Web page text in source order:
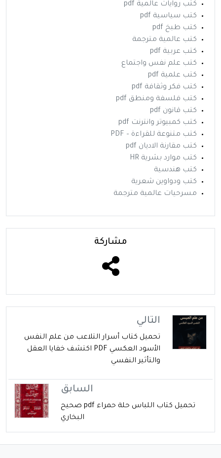
كتب روايات عالمية pdf
كتب سياسية pdf
كتب طبخ pdf
كتب عالمية مترجمة
كتب عربية pdf
كتب علم نفس واجتماع
كتب علمية pdf
كتب فكر وثقافة pdf
كتب فلسفة ومنطق pdf
كتب قانون pdf
كتب كمبيوتر وانترنت pdf
كتب متنوعة للقراءة – PDF
كتب مقارنة الاديان pdf
كتب موارد بشرية HR
كتب هندسية
كتب ودواوين شعرية
مسرحيات عالمية مترجمة
مشاركة
التالي
تحميل كتاب أسرار التلاعب من علم النفس
الأسود العكسي PDF اكتشف خفايا العقل
والتأثير النفسي
السابق
تحميل كتاب اللباس حلة حمراء pdf صحيح
البخاري